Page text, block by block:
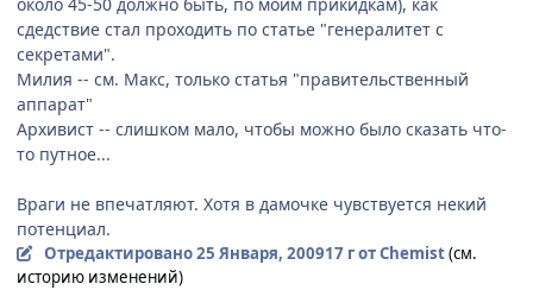
сдедствие стал проходить по статье "генералитет с
секретами".
Милия -- см. Макс, только статья "правительственный
аппарат"
Архивист -- слишком мало, чтобы можно было сказать что-
то путное...
Враги не впечатляют. Хотя в дамочке чувствуется некий
потенциал.
Отредактировано25 Января, 200917 гот Chemist(см.
историю изменений)